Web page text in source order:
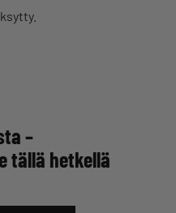
–
tällä hetkellä